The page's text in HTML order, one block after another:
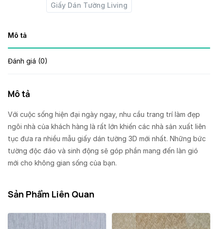
Giấy Dán Tường Living
Mô tả
Đánh giá (0)
Mô tả
Với cuộc sống hiện đại ngày ngay, nhu cầu trang trí làm đẹp
ngôi nhà của khách hàng là rất lớn khiến các nhà sản xuất liên
tục đưa ra nhiều mẫu giấy dán tường 3D mới nhất. Những bức
tường độc đáo và sinh động sẽ góp phần mang đến làn gió
mới cho không gian sống của bạn.
Sản Phẩm Liên Quan